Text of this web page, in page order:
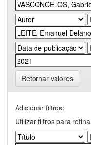
Retornar valores
Adicionar filtros:
Utilizar filtros para